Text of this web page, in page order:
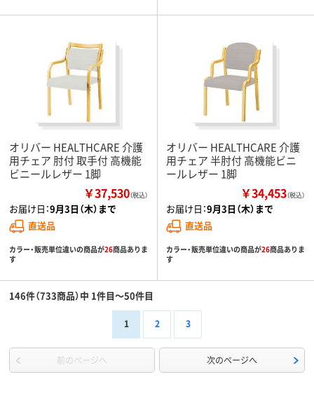
オリバー HEALTHCARE 介護
用チェア 肘付 取手付 高機能
ビニールレザー 1脚
￥37,530（税込）
お届け日：9月3日（木）まで
直送品
カラー・販売単位違いの商品が26商品ありま
す
オリバー HEALTHCARE 介護
用チェア 半肘付 高機能ビニ
ールレザー 1脚
￥34,453（税込）
お届け日：9月3日（木）まで
直送品
カラー・販売単位違いの商品が26商品ありま
す
146件（733商品）中 1件目～50件目
1 2 3
前のページへ 次のページへ